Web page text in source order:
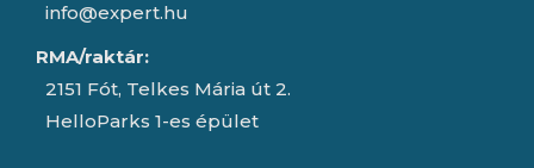
info@expert.hu
RMA/raktár:
2151 Fót, Telkes Mária út 2.
HelloParks 1-es épület